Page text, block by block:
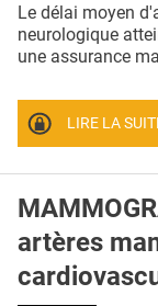
Le délai moyen
neurologique
une assurance
LIRE LA
artères